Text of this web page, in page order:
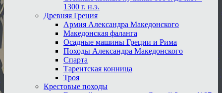
1300 г. н.э.
Древняя Греция
Армия Александра Македонского
Македонская фаланга
Осадные машины Греции и Рима
Походы Александра Македонского
Спарта
Тарентская конница
Троя
Крестовые походы